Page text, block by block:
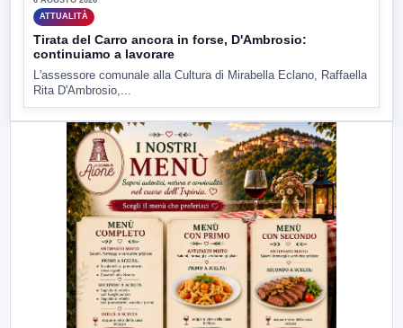
ATTUALITÀ
Tirata del Carro ancora in forse, D'Ambrosio:
continuiamo a lavorare
L'assessore comunale alla Cultura di Mirabella Eclano, Raffaella
Rita D'Ambrosio,...